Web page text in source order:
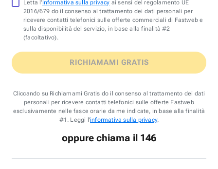
Letta l'informativa sulla privacy ai sensi del regolamento UE
2016/679 do il consenso al trattamento dei dati personali per
ricevere contatti telefonici sulle offerte commerciali di Fastweb e
sulla disponibilità del servizio, in base alla finalità #2
(facoltativo).
RICHIAMAMI GRATIS
Cliccando su Richiamami Gratis do il consenso al trattamento dei dati
personali per ricevere contatti telefonici sulle offerte Fastweb
esclusivamente nelle fasce orarie da me indicate, in base alla finalità
#1. Leggi l'informativa sulla privacy.
oppure chiama il 146